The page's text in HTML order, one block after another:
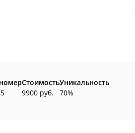
Стоимость
9900 руб.
Уникальность
70%